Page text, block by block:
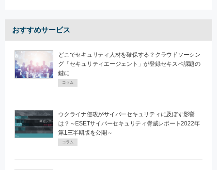
おすすめサービス
どこでセキュリティ人材を確保する？クラウドソーシン
グ「セキュリティエージェント」が登録セキスペ課題の
鍵に
コラム
ウクライナ侵攻がサイバーセキュリティに及ぼす影響
は？～ESETサイバーセキュリティ脅威レポート2022年
第1三半期版を公開～
コラム